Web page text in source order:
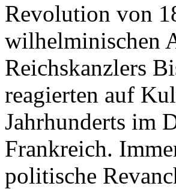
Revolution von
wilhelminischen
Reichskanzlers
reagierten auf
Jahrhunderts im
Frankreich.
politische